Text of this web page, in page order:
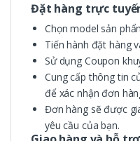
Đặt hàng trực
Chọn model sản
Tiến hành đặt hàng
Sử dụng Coupon
Cung cấp thông tin
để xác nhận đơn
Đơn hàng sẽ được
yêu cầu của bạn.